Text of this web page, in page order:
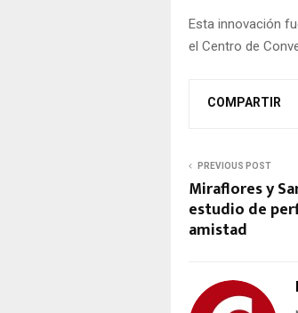
Esta innovación
el Centro de
COMPARTIR
PREVIOUS POST
Miraflores y
estudio de
amistad